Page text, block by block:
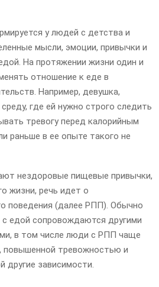
у людей с детства и
мысли, эмоции, привычки и
На протяжении жизни один и
отношение к еде в
Например, девушка,
где ей нужно строго следить
тревогу перед калорийным
раньше в ее опыте такого не
нездоровые пищевые привычки,
жизни, речь идет о
поведения (далее РПП). Обычно
едой сопровождаются другими
в том числе люди с РПП чаще
повышенной тревожностью и
зависимости.